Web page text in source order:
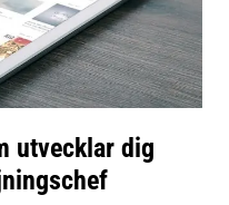
utvecklar dig